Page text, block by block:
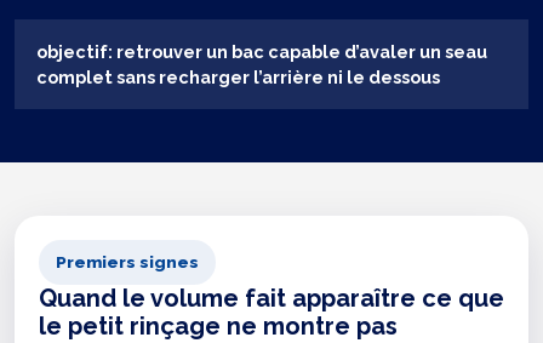
objectif: retrouver un bac capable d’avaler un seau
complet sans recharger l’arrière ni le dessous
Premiers signes
Quand le volume fait apparaître ce que
le petit rinçage ne montre pas